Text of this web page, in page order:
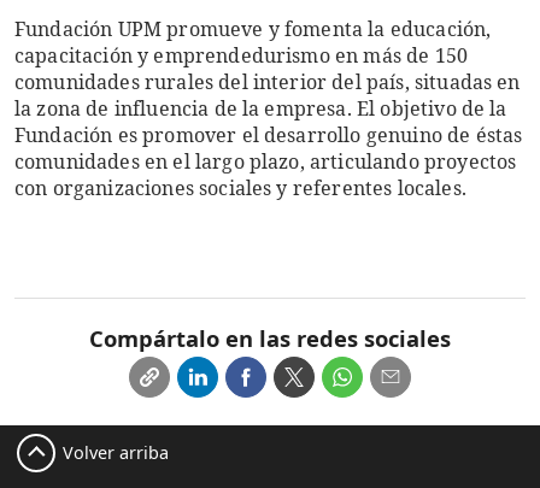
Fundación UPM promueve y fomenta la educación,
capacitación y emprendedurismo en más de 150
comunidades rurales del interior del país, situadas en
la zona de influencia de la empresa. El objetivo de la
Fundación es promover el desarrollo genuino de éstas
comunidades en el largo plazo, articulando proyectos
con organizaciones sociales y referentes locales.
Compártalo en las redes sociales
Volver arriba